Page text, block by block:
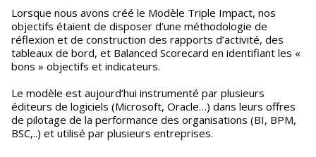
Lorsque nous avons créé le Modèle Triple Impact, nos
objectifs étaient de disposer d’une méthodologie de
réflexion et de construction des rapports d’activité, des
tableaux de bord, et Balanced Scorecard en identifiant les «
bons » objectifs et indicateurs.
Le modèle est aujourd’hui instrumenté par plusieurs
éditeurs de logiciels (Microsoft, Oracle…) dans leurs offres
de pilotage de la performance des organisations (BI, BPM,
BSC,..) et utilisé par plusieurs entreprises.